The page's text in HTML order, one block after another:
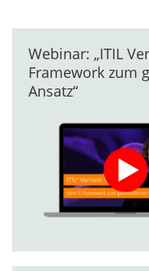
Webinar: „ITIL
Framework zum
Ansatz“